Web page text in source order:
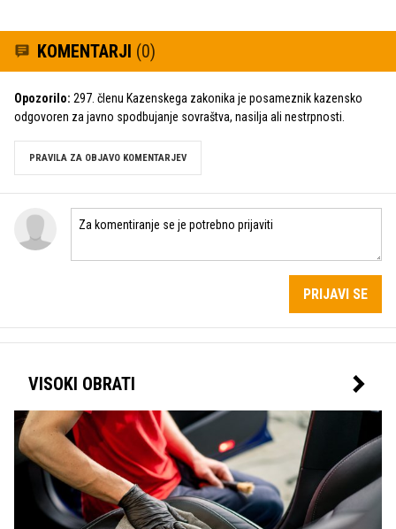
KOMENTARJI (0)
Opozorilo: 297. členu Kazenskega zakonika je posameznik kazensko
odgovoren za javno spodbujanje sovraštva, nasilja ali nestrpnosti.
PRAVILA ZA OBJAVO KOMENTARJEV
PRIJAVI SE
VISOKI OBRATI